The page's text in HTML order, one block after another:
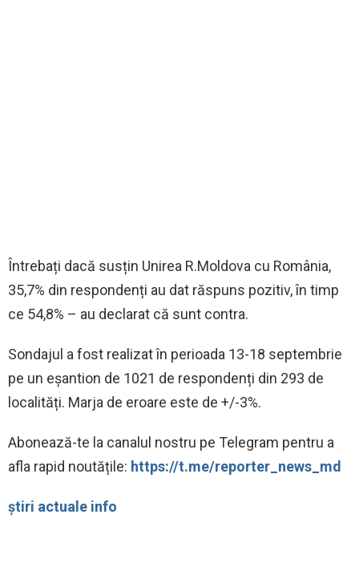
Întrebați dacă susțin Unirea R.Moldova cu România,
35,7% din respondenți au dat răspuns pozitiv, în timp
ce 54,8% – au declarat că sunt contra.
Sondajul a fost realizat în perioada 13-18 septembrie
pe un eșantion de 1021 de respondenți din 293 de
localități. Marja de eroare este de +/-3%.
Abonează-te la canalul nostru pe Telegram pentru a
afla rapid noutățile: https://t.me/reporter_news_md
știri actuale info